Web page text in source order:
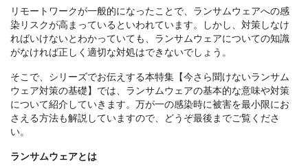
リモートワークが一般的になったことで、ランサムウェアへの感
染リスクが高まっているといわれています。しかし、対策しなけ
ればいけないとわかっていても、ランサムウェアについての知識
がなければ正しく適切な対処はできないでしょう。
そこで、シリーズでお伝えする本特集【今さら聞けないランサム
ウェア対策の基礎】では、ランサムウェアの基本的な意味や対策
について紹介していきます。万が一の感染時に被害を最小限にお
さえる方法も解説していますので、どうぞ最後までご覧くださ
い。
ランサムウェアとは